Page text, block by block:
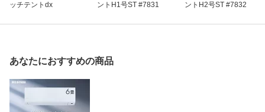
ッチテントdx
ントH1号ST #7831
ントH2号ST #7832
あなたにおすすめの商品